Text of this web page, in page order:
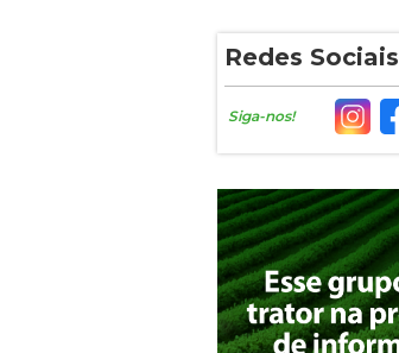
Redes Sociais
Siga-nos!